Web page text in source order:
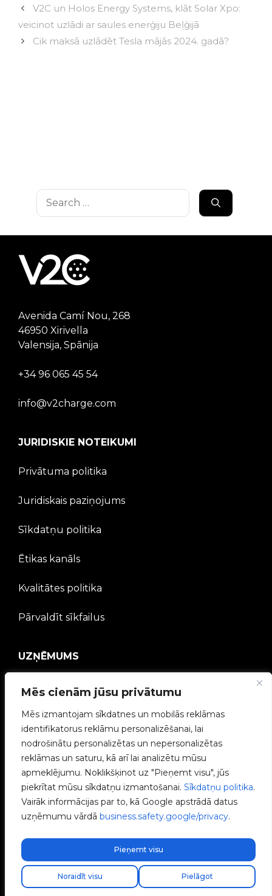
Mēs cienām jūsu privātumu
Mēs izmantojam sīkdatnes un mobilās reklāmas
identifikatorus reklāmu personalizēšanai, lai
nodrošinātu personalizētas un nepersonalizētas
reklāmas un saturu, kā arī lai analizētu mūsu
apmeklējumu. Noklikšķinot uz "Pieņemt visu", jūs
piekrītat mūsu sīkdatņu izmantošanai. Sīkdatņu politika.
Vairāk informācijas par to, kā Google apstrādā datus
uzņēmumu vārdā business.safety.google/privacy.
Pielāgot
Noraidīt visu
Pieņemt visu
V2C un Holos Energy Systems, klāt Solar Xpo:
veicinot uzlādi ar saules enerģiju Beļģijā
Cik maksā uzlādēt Tesla mājās 2024. gadā?
Search
Avenida Camí Nou, 268
46950 Xirivella
Valensija, Spānija
+34 96 065 45 54
info@v2charge.com
JURIDISKIE NOTEIKUMI
Privātuma politika
Juridiskais paziņojums
Sīkdatņu politika
Ētikas kanāls
Kvalitātes politika
Pārvaldīt sīkfailus
UZŅĒMUMS
V2C kopiena
Strādā ar mums
e-Chargers
V2C Power
V2C Cloud
Atrodi savu uzstādītāju
V2C © 2026 All rights reserved.